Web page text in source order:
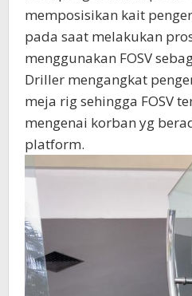
memposisikan kait
pada saat melakukan
menggunakan FOSV
Driller mengangkat
meja rig sehingga FOSV
mengenai korban yg
platform.